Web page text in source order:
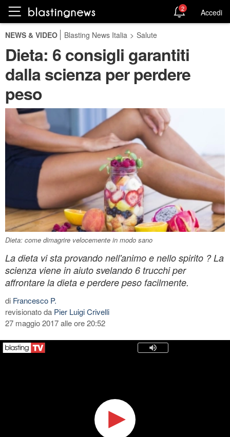
2 Accedi
NEWS & VIDEO Blasting News Italia > Salute
Dieta: 6 consigli garantiti
dalla scienza per perdere
peso
Dieta: come dimagrire velocemente in modo sano
La dieta vi sta provando nell'animo e nello spirito ? La
scienza viene in aiuto svelando 6 trucchi per
affrontare la dieta e perdere peso facilmente.
di Francesco P.
revisionato da Pier Luigi Crivelli
27 maggio 2017 alle ore 20:52